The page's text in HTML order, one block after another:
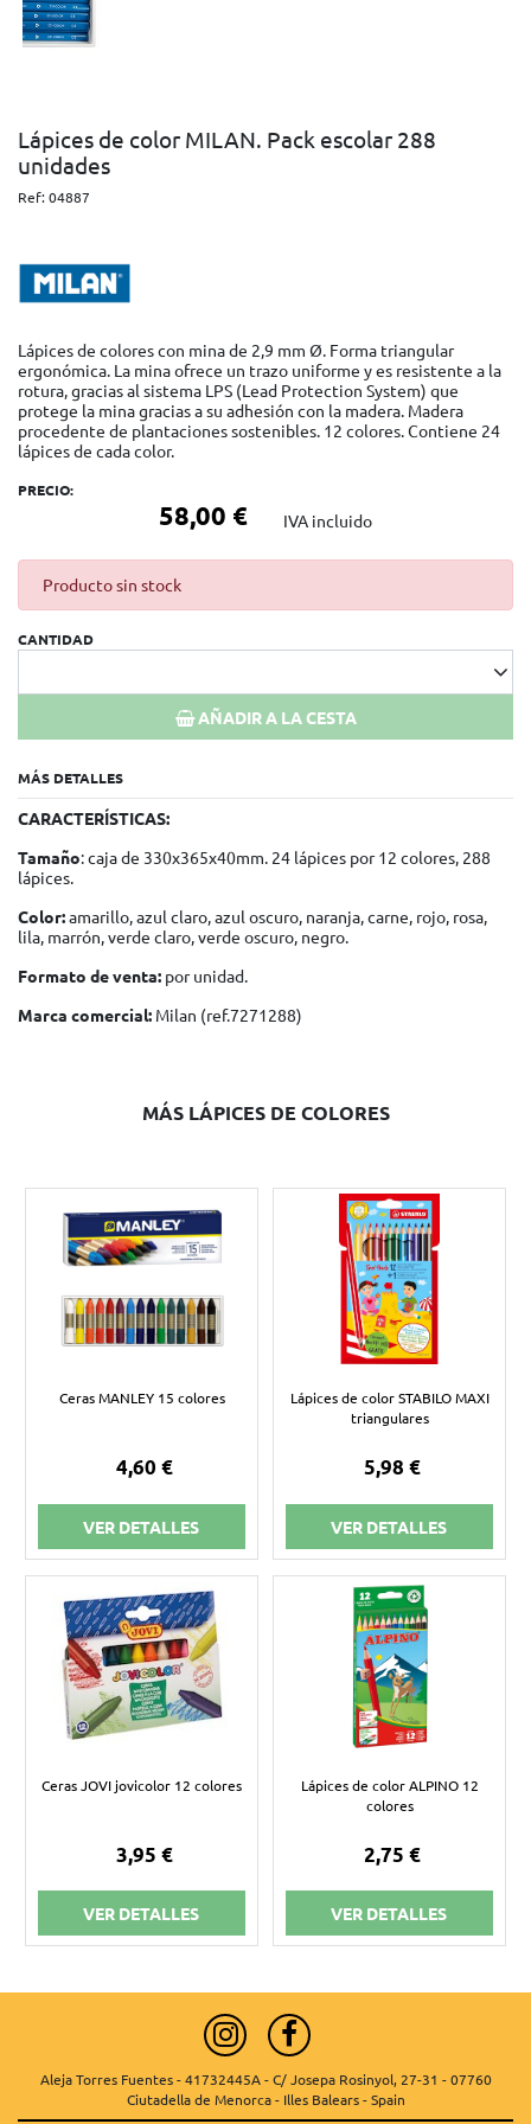
Lápices de color MILAN. Pack escolar 288
unidades
Ref:04887
Lápices de colores con mina de 2,9 mm Ø. Forma triangular
ergonómica. La mina ofrece un trazo uniforme y es resistente a la
rotura, gracias al sistema LPS (Lead Protection System) que
protege la mina gracias a su adhesión con la madera. Madera
procedente de plantaciones sostenibles. 12 colores. Contiene 24
lápices de cada color.
PRECIO:
58,00 € IVA incluido
Producto sin stock
CANTIDAD
AÑADIR A LA CESTA
MÁS DETALLES
CARACTERÍSTICAS:
Tamaño: caja de 330x365x40mm. 24 lápices por 12 colores, 288
lápices.
Color:amarillo, azul claro, azul oscuro, naranja, carne, rojo, rosa,
lila, marrón, verde claro, verde oscuro, negro.
Formato de venta: por unidad.
Marca comercial: Milan (ref.7271288)
MÁS LÁPICES DE COLORES
Ceras MANLEY 15 colores
4,60 €
VER DETALLES
Lápices de color STABILO MAXI
triangulares
5,98 €
VER DETALLES
Ceras JOVI jovicolor 12 colores
3,95 €
VER DETALLES
Lápices de color ALPINO 12
colores
2,75 €
VER DETALLES
Aleja Torres Fuentes - 41732445A - C/ Josepa Rosinyol, 27-31 - 07760
Ciutadella de Menorca - Illes Balears - Spain